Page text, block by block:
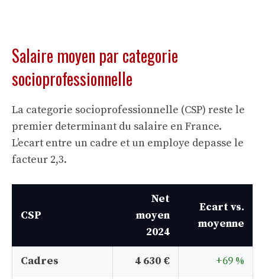
Salaire moyen par categorie
socioprofessionnelle
La categorie socioprofessionnelle (CSP) reste le
premier determinant du salaire en France.
L’ecart entre un cadre et un employe depasse le
facteur 2,3.
CSP
Net
moyen
2024
Ecart vs.
moyenne
Cadres 4 630 € +69 %